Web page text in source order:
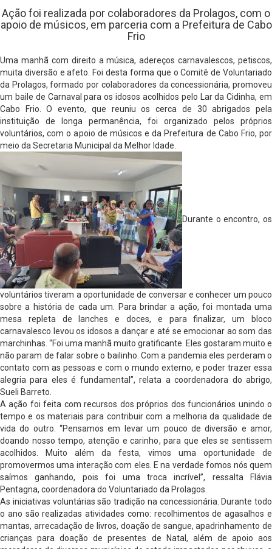
Ação foi realizada por colaboradores da Prolagos, com o
apoio de músicos, em parceria com a Prefeitura de Cabo
Frio
Uma manhã com direito a música, adereços carnavalescos, petiscos,
muita diversão e afeto. Foi desta forma que o Comitê de Voluntariado
da Prolagos, formado por colaboradores da concessionária, promoveu
um baile de Carnaval para os idosos acolhidos pelo Lar da Cidinha, em
Cabo Frio. O evento, que reuniu os cerca de 30 abrigados pela
instituição de longa permanência, foi organizado pelos próprios
voluntários, com o apoio de músicos e da Prefeitura de Cabo Frio, por
meio da Secretaria Municipal da Melhor Idade.
Durante o encontro, os
voluntários tiveram a oportunidade de conversar e conhecer um pouco
sobre a história de cada um. Para brindar a ação, foi montada uma
mesa repleta de lanches e doces, e para finalizar, um bloco
carnavalesco levou os idosos a dançar e até se emocionar ao som das
marchinhas. “Foi uma manhã muito gratificante. Eles gostaram muito e
não param de falar sobre o bailinho. Com a pandemia eles perderam o
contato com as pessoas e com o mundo externo, e poder trazer essa
alegria para eles é fundamental”, relata a coordenadora do abrigo,
Sueli Barreto.
A ação foi feita com recursos dos próprios dos funcionários unindo o
tempo e os materiais para contribuir com a melhoria da qualidade de
vida do outro. “Pensamos em levar um pouco de diversão e amor,
doando nosso tempo, atenção e carinho, para que eles se sentissem
acolhidos. Muito além da festa, vimos uma oportunidade de
promovermos uma interação com eles. E na verdade fomos nós quem
saímos ganhando, pois foi uma troca incrível”, ressalta Flávia
Pentagna, coordenadora do Voluntariado da Prolagos.
As iniciativas voluntárias são tradição na concessionária. Durante todo
o ano são realizadas atividades como: recolhimentos de agasalhos e
mantas, arrecadação de livros, doação de sangue, apadrinhamento de
crianças para doação de presentes de Natal, além de apoio aos